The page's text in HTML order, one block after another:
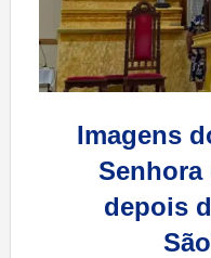
Imagens
Senhora
depois